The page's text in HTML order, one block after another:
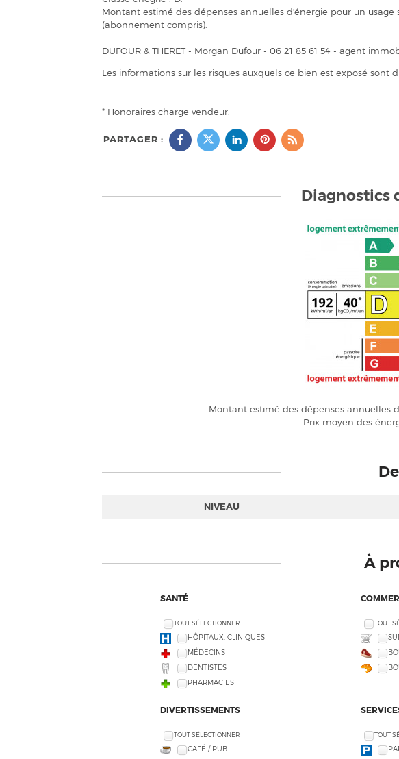
Montant estimé des dépenses annuelles d'énergie pour un usage
(abonnement compris).
DUFOUR & THERET - Morgan Dufour - 06 21 85 61 54 - agent
Les informations sur les risques auxquels ce bien est exposé sont
* Honoraires charge vendeur.
PARTAGER :
Diagnostics
Montant estimé des dépenses annuelles
Prix moyen des
NIVEAU
À
SANTÉ
TOUT SÉLECTIONNER
HÔPITAUX, CLINIQUES
MÉDECINS
DENTISTES
PHARMACIES
TOUT
DIVERTISSEMENTS
TOUT SÉLECTIONNER
CAFÉ / PUB
TOUT